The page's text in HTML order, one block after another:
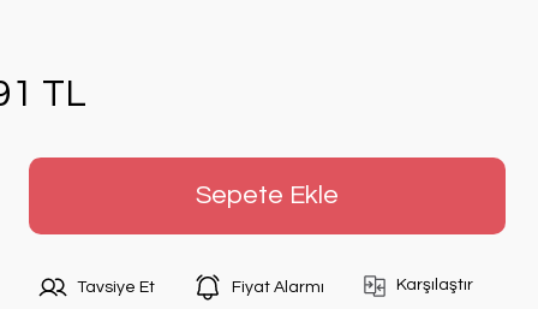
TL
Sepete Ekle
Tavsiye Et Fiyat Alarmı Karşılaştır